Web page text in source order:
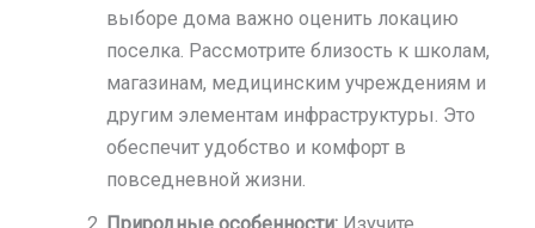
выборе дома важно оценить локацию
поселка. Рассмотрите близость к школам,
магазинам, медицинским учреждениям и
другим элементам инфраструктуры. Это
обеспечит удобство и комфорт в
повседневной жизни.